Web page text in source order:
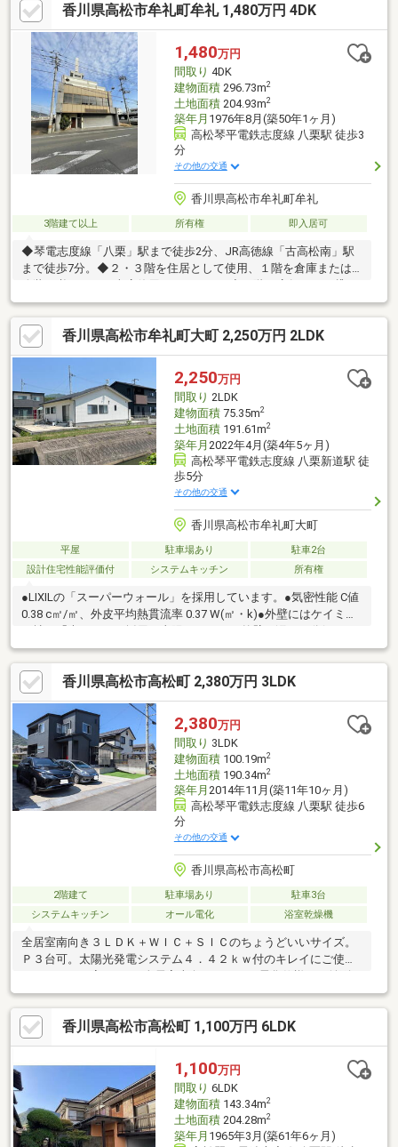
香川県高松市牟礼町牟礼 1,480万円 4DK
1,480万円
間取り 4DK
建物面積296.73m2
土地面積204.93m2
築年月 1976年8月(築50年1ヶ月)
高松琴平電鉄志度線 八栗駅 徒歩3
分
その他の交通
香川県高松市牟礼町牟礼
3階建て以上 所有権 即入居可
◆琴電志度線「八栗」駅まで徒歩2分、JR高徳線「古高松南」駅
まで徒歩7分。◆２・３階を住居として使用、１階を倉庫または
出すことも可能なので収益物件としてもご利用可！◆近隣施設充
実 マルヨシセンター・マール、コープ、ミニストップ、ドラッ
グコスモス、くすりのレディが1km圏内です。◆４階のルーフバ
ルコニーからは屋島・五剣山が見られます
香川県高松市牟礼町大町 2,250万円 2LDK
2,250万円
間取り 2LDK
建物面積75.35m2
土地面積191.61m2
築年月 2022年4月(築4年5ヶ月)
高松琴平電鉄志度線 八栗新道駅 徒
歩5分
その他の交通
香川県高松市牟礼町大町
平屋 駐車場あり
駐車2台
設計住宅性能評価付
システムキッチン 所有権
●LIXILの「スーパーウォール」を採用しています。●気密性能 C値
0.38 c㎡/㎡、外皮平均熱貫流率 0.37 W(㎡・k)●外壁にはケイミュ
ー社の「光セラ」を採用。太陽のチカラで外壁の汚れを分解しま
す。●ことでん志度線「八栗新道」駅まで徒歩約5分、JR高徳線
「讃岐牟礼」駅まで徒歩約5分で2沿線利用可能です。●現在売主
居住中ですが、内覧可能です。
香川県高松市高松町 2,380万円 3LDK
2,380万円
間取り 3LDK
建物面積100.19m2
土地面積190.34m2
築年月 2014年11月(築11年10ヶ月)
高松琴平電鉄志度線 八栗駅 徒歩6
分
その他の交通
香川県高松市高松町
2階建て 駐車場あり
駐車3台
システムキッチン
オール電化 浴室乾燥機
全居室南向き３ＬＤＫ＋ＷＩＣ＋ＳＩＣのちょうどいいサイズ。
Ｐ３台可。太陽光発電システム４．４２ｋｗ付のキレイにご使用
台可・３ＬＤＫ＋ＷＩＣ＋ＳＩＣの使い勝手の良い間取り・外構
工事済み（ウッドデッキ＋人口芝敷き）（一部建物外周は真砂
土）・マルナカ、マルヨシ香川が誇る２大スーパーも近い
香川県高松市高松町 1,100万円 6LDK
1,100万円
間取り 6LDK
建物面積143.34m2
土地面積204.28m2
築年月 1965年3月(築61年6ヶ月)